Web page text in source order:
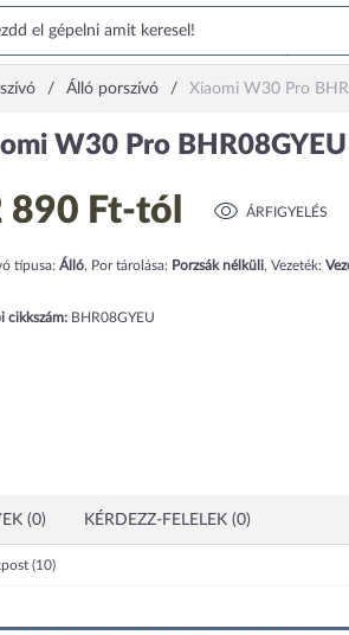
Álló porszívó Xiaomi W30 Pro
W30 Pro BHR08GYEU
890 Ft-tól ÁRFIGYELÉS
típusa: Álló, Por tárolása: Porzsák nélküli, Vezeték:
cikkszám:BHR08GYEU
(0) KÉRDEZZ-FELELEK (0)
(10)